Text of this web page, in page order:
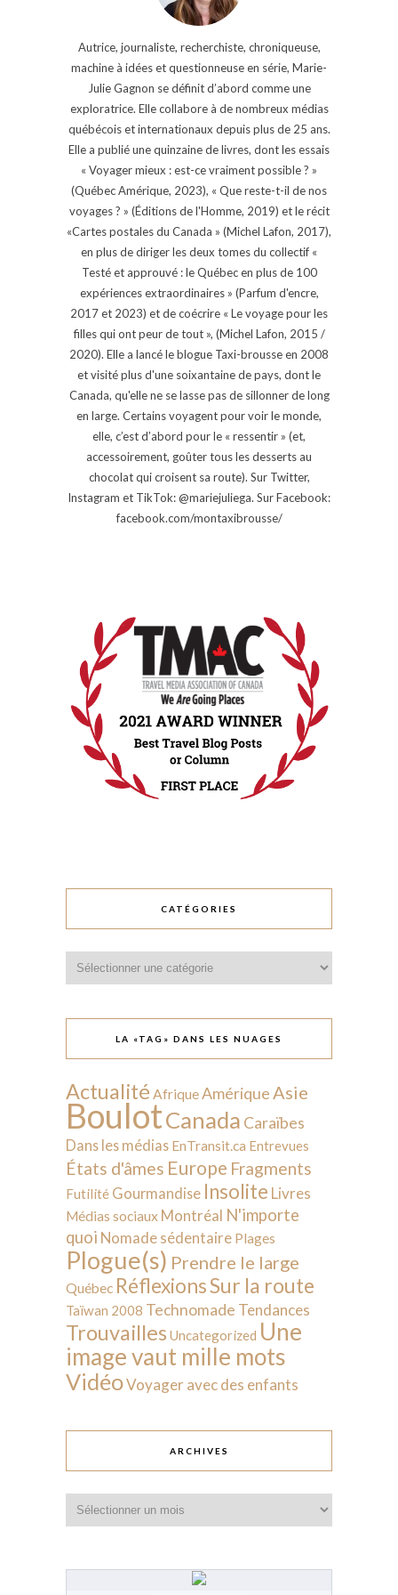
Autrice, journaliste, recherchiste, chroniqueuse,
machine à idées et questionneuse en série, Marie-
Julie Gagnon se définit d’abord comme une
exploratrice. Elle collabore à de nombreux médias
québécois et internationaux depuis plus de 25 ans.
Elle a publié une quinzaine de livres, dont les essais
« Voyager mieux : est-ce vraiment possible ? »
(Québec Amérique, 2023), « Que reste-t-il de nos
voyages ? » (Éditions de l'Homme, 2019) et le récit
«Cartes postales du Canada » (Michel Lafon, 2017),
en plus de diriger les deux tomes du collectif «
Testé et approuvé : le Québec en plus de 100
expériences extraordinaires » (Parfum d'encre,
2017 et 2023) et de coécrire « Le voyage pour les
filles qui ont peur de tout », (Michel Lafon, 2015 /
2020). Elle a lancé le blogue Taxi-brousse en 2008
et visité plus d'une soixantaine de pays, dont le
Canada, qu'elle ne se lasse pas de sillonner de long
en large. Certains voyagent pour voir le monde,
elle, c’est d’abord pour le « ressentir » (et,
accessoirement, goûter tous les desserts au
chocolat qui croisent sa route). Sur Twitter,
Instagram et TikTok: @mariejuliega. Sur Facebook:
facebook.com/montaxibrousse/
CATÉGORIES
LA «TAG» DANS LES NUAGES
Actualité AfriqueAmérique Asie
BoulotCanada Caraïbes
Dans les médias EnTransit.ca Entrevues
États d'âmes Europe Fragments
Futilité Gourmandise Insolite Livres
Médias sociaux Montréal N'importe
quoi Nomade sédentaire Plages
Plogue(s) Prendre le large
Québec RéflexionsSur la route
Taïwan 2008 Technomade Tendances
Trouvailles Uncategorized Une
image vaut mille mots
VidéoVoyager avec des enfants
ARCHIVES